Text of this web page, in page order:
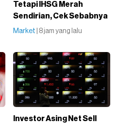
Tetapi IHSG Merah
Sendirian, Cek Sebabnya
Market | 8 jam yang lalu
Investor Asing Net Sell